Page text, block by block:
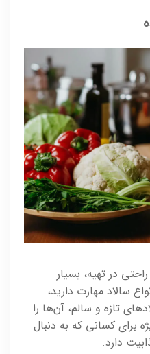
در تهیه، بسیار
سالاد مهارت دارید،
تازه و سالم، آن‌ها را
برای کسانی که به دنبال
دارد.